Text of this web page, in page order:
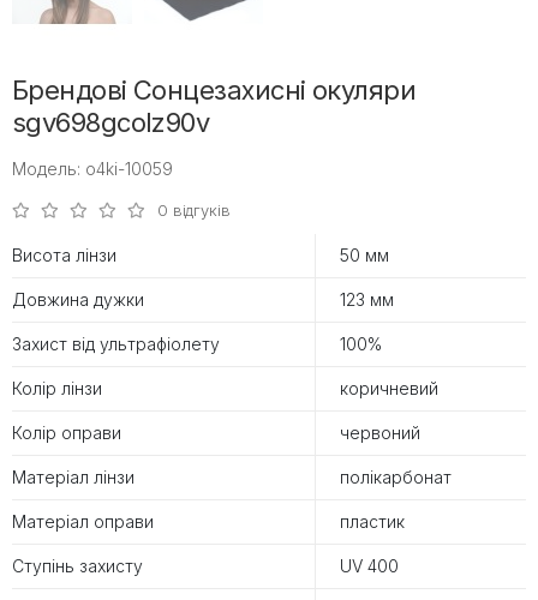
Брендові Сонцезахисні окуляри
sgv698gcolz90v
Модель: o4ki-10059
0 відгуків
Висота лінзи 50 мм
Довжина дужки 123 мм
Захист від ультрафіолету 100%
Колір лінзи коричневий
Колір оправи червоний
Матеріал лінзи полікарбонат
Матеріал оправи пластик
Ступінь захисту UV 400